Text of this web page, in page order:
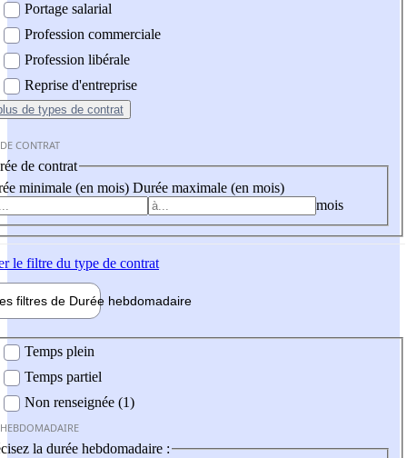
Portage salarial
Profession commerciale
Profession libérale
Reprise d'entreprise
de types de contrat
CONTRAT
de contrat
minimale (en mois) Durée maximale (en mois)
mois
le filtre du type de contrat
filtres de Durée hebdomadaire
Temps plein
Temps partiel
Non renseignée (1)
la durée hebdomadaire :